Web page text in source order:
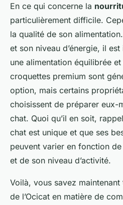
En ce qui concerne la
particulièrement difficile.
la qualité de son
et son niveau d’énergie, il
une alimentation équilibrée
croquettes premium sont
option, mais certains
choisissent de préparer eux-
chat. Quoi qu’il en soit,
chat est unique et que ses
peuvent varier en fonction
et de son niveau d’activité.
Voilà, vous savez
de l’Ocicat en matière de